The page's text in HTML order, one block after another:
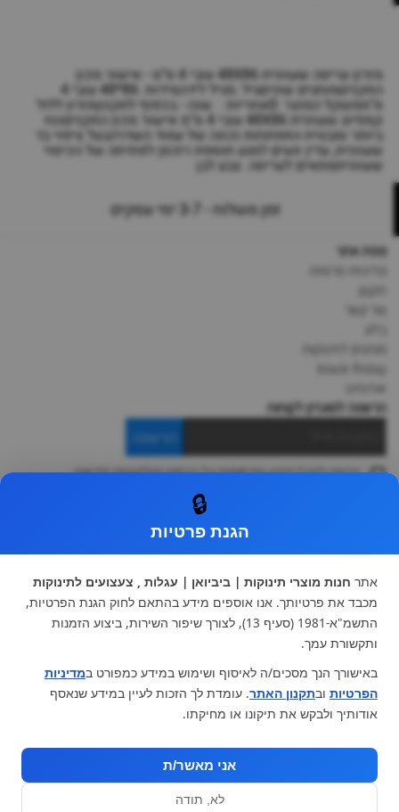
מזרון עריסה שעוונית 48X86 עובי 4 ס"מ - אישור מכון
התקניםמותגים שוניםגיל :מגיל לידהמידות :86*48 עובי 4
ס"ממשקל המוצר :0אחריות : שנה - בכפוף לתקנוןמזרון ללול
קמפינג שעוונית 48X86 עובי 4 ס"מ אישור מכון התקניםנוח
ביותר ומבטיח התפתחות נכונה של עמוד השדרהבעל ציפוי בד
שעוונית, עדין ונעים למגע תוספת רוכסן לפתיחה של הכיסוי
שעווניתמתאים לעריסה. צבע לבן
זמן משלוח - 3-7 ימי עסקים
מפת אתר
צור קשר
מותגים לתינוקות
black-friday
אודותינו
הרשמה למועדון לקוחות
הרשמה
ברצוני לקבל מידע ופרסומות על הנחות וקולקציות חדשות
עגלות וטיולונים
כיסא בטיחות ואביזרים
ריהוט לתינוקות
מצעים למיטת תינוק וטקסטיל
צעצועי ילדים
על גלגלים
הנקה והאכלה
מוצרי אמבטיה
מוזמנים לבקר אותנו:
🔒
הגנת פרטיות
אתר חנות מוצרי תינוקות | ביביואן | עגלות , צעצועים לתינוקות
מכבד את פרטיותך. אנו אוספים מידע בהתאם לחוק הגנת הפרטיות,
התשמ"א-1981 (סעיף 13), לצורך שיפור השירות, ביצוע הזמנות
ותקשורת עמך.
באישורך הנך מסכים/ה לאיסוף ושימוש במידע כמפורט במדיניות
הפרטיות ובתקנון האתר. עומדת לך הזכות לעיין במידע שנאסף
אודותיך ולבקש את תיקונו או מחיקתו.
אני מאשר/ת
לא, תודה